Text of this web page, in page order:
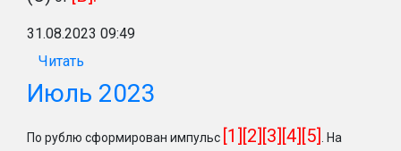
31.08.2023 09:49
Читать
Июль 2023
По рублю сформирован импульс [1][2][3][4][5]. На